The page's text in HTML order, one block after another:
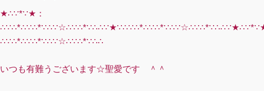
★∴∵*∵★：
∴∵∴*∴∵∴*∵∴∵☆∴∵∴*∵∴∴
いつも有難うございます☆聖愛です ＾＾